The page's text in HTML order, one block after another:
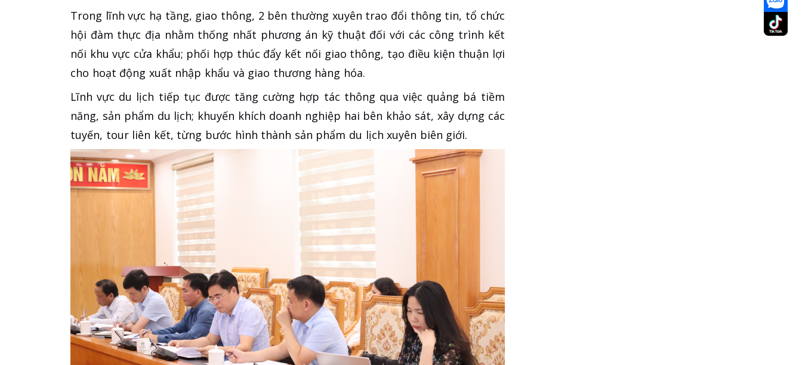
Trong lĩnh vực hạ tầng, giao thông, 2 bên thường xuyên trao đổi thông tin, tổ chức
hội đàm thực địa nhằm thống nhất phương án kỹ thuật đối với các công trình kết
nối khu vực cửa khẩu; phối hợp thúc đẩy kết nối giao thông, tạo điều kiện thuận lợi
cho hoạt động xuất nhập khẩu và giao thương hàng hóa.
Lĩnh vực du lịch tiếp tục được tăng cường hợp tác thông qua việc quảng bá tiềm
năng, sản phẩm du lịch; khuyến khích doanh nghiệp hai bên khảo sát, xây dựng các
tuyến, tour liên kết, từng bước hình thành sản phẩm du lịch xuyên biên giới.